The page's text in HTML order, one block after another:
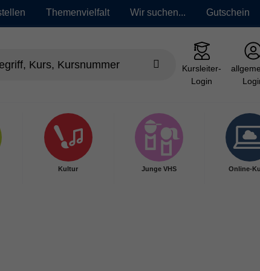
Themenvielfalt Wir suchen... Gutschein
Kursleiter-
Login
Kultur Junge VHS Online-